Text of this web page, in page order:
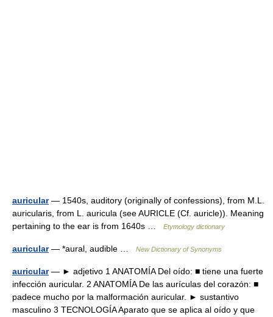
auricular— 1540s, auditory (originally of confessions), from M.L.
auricularis, from L. auricula (see AURICLE (Cf. auricle)). Meaning
pertaining to the ear is from 1640s …
Etymology dictionary
auricular— *aural, audible … New Dictionary of Synonyms
auricular— ► adjetivo 1 ANATOMÍA Del oído: ■ tiene una fuerte
infección auricular. 2 ANATOMÍA De las aurículas del corazón: ■
padece mucho por la malformación auricular. ► sustantivo
masculino 3 TECNOLOGÍA Aparato que se aplica al oído y que